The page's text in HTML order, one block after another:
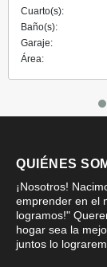
Cuarto(s):
Baño(s):
Garaje:
Área:
QUIÉNES
¡Nosotros!
emprender en el
logramos!"
hogar sea la
juntos lo